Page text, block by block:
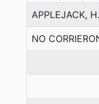
APPLEJACK,
NO